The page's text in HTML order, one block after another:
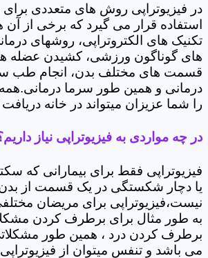
در فیزیوتراپی روش های متعددی برای
استفاده قرار می گیرد که برخی از آن
تکنیک های الکتروتراپی، روشهای
های گوناگون ورزشی، کشیدن عضله
قسمت های مختلف بدن، انجام طب
درمانی و همین طور سرما
را شما عزیزان میتواند در خانه دریافت
در چه مواردی به فیزیوتراپی نیاز
فیزیوتراپی فقط برای بیمارانی که
یا دچار شکستگی در یک قسمت از
نیست،فیزیوتراپی برای مریضان
به طور مثال برای برطرف کردن
برطرف کردن درد ، همین طور
می باشد و تنفس میتوان از